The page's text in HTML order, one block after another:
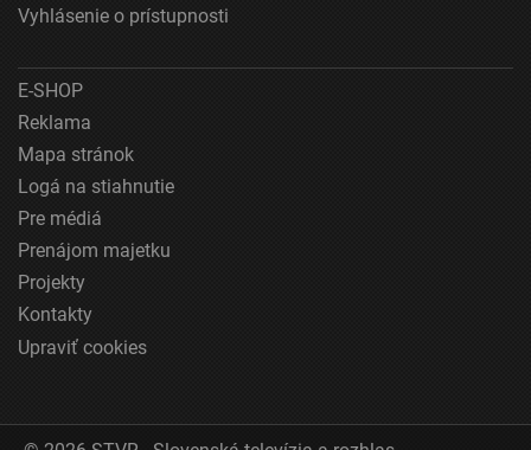
Účely spracovania, ktoré nie sú v kompetencii IAB:
Nevyhnutné
Výkonostné
Funkčné
Reklama
Vyhlásenie o prístupnosti
E-SHOP
Reklama
Mapa stránok
Logá na stiahnutie
Pre médiá
Prenájom majetku
Projekty
Kontakty
Upraviť cookies